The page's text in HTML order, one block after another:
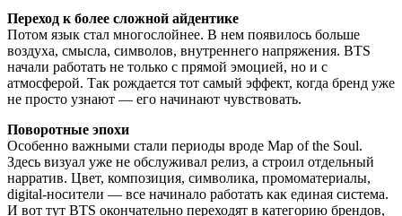
Переход к более сложной айдентике
Потом язык стал многослойнее. В нем появилось больше
воздуха, смысла, символов, внутреннего напряжения. BTS
начали работать не только с прямой эмоцией, но и с
атмосферой. Так рождается тот самый эффект, когда бренд уже
не просто узнают — его начинают чувствовать.
Поворотные эпохи
Особенно важными стали периоды вроде Map of the Soul.
Здесь визуал уже не обслуживал релиз, а строил отдельный
нарратив. Цвет, композиция, символика, промоматериалы,
digital-носители — все начинало работать как единая система.
И вот тут BTS окончательно переходят в категорию брендов,